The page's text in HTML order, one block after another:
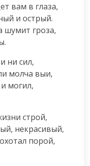
вам в глаза,
и острый.
шумит гроза,
ни сил,
молча выи,
могил,
строй,
некрасивый,
порой,